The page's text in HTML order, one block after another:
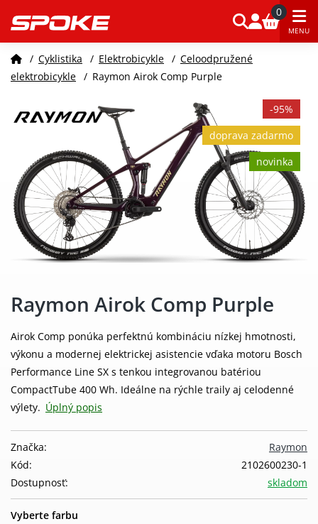
0
MENU
/ Cyklistika / Elektrobicykle / Celoodpružené
elektrobicykle / Raymon Airok Comp Purple
-95%
doprava zadarmo
novinka
Raymon Airok Comp Purple
Airok Comp ponúka perfektnú kombináciu nízkej hmotnosti,
výkonu a modernej elektrickej asistencie vďaka motoru Bosch
Performance Line SX s tenkou integrovanou batériou
CompactTube 400 Wh. Ideálne na rýchle traily aj celodenné
výlety. Úplný popis
Raymon
Značka:
2102600230-1
Kód:
skladom
Dostupnosť:
Vyberte farbu